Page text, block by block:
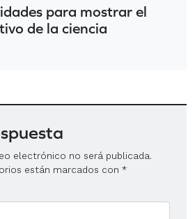
para mostrar el
de la ciencia
electrónico no será publicada.
están marcados con *